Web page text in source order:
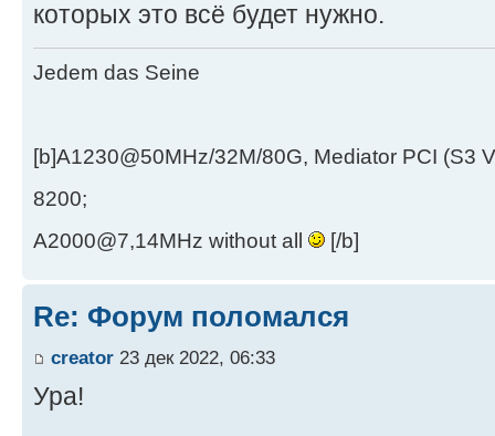
которых это всё будет нужно.
Jedem das Seine
[b]A1230@50MHz/32M/80G, Mediator PCI (S3
8200;
A2000@7,14MHz without all
[/b]
Re: Форум поломался
creator 23 дек 2022, 06:33
Ура!